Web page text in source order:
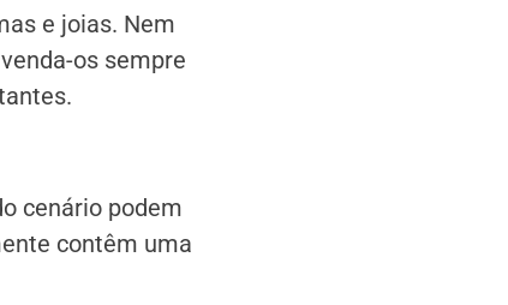
e joias. Nem
os sempre
cenário podem
contêm uma